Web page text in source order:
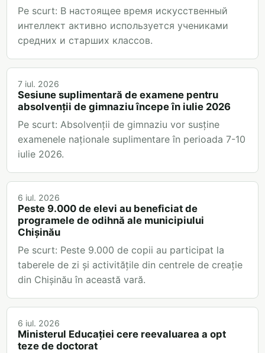
Pe scurt: В настоящее время искусственный
интеллект активно используется учениками
средних и старших классов.
7 iul. 2026
Sesiune suplimentară de examene pentru
absolvenții de gimnaziu începe în iulie 2026
Pe scurt: Absolvenții de gimnaziu vor susține
examenele naționale suplimentare în perioada 7-10
iulie 2026.
6 iul. 2026
Peste 9.000 de elevi au beneficiat de
programele de odihnă ale municipiului
Chișinău
Pe scurt: Peste 9.000 de copii au participat la
taberele de zi și activitățile din centrele de creație
din Chișinău în această vară.
6 iul. 2026
Ministerul Educației cere reevaluarea a opt
teze de doctorat